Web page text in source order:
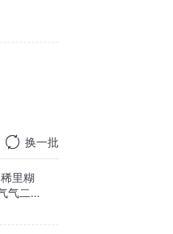
换一批
里糊
气二年